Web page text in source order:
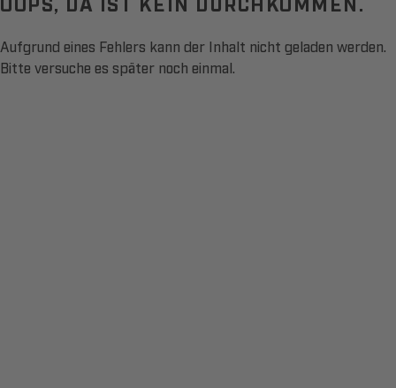
Aufgrund eines Fehlers kann der Inhalt nicht geladen werden.
Bitte versuche es später noch einmal.